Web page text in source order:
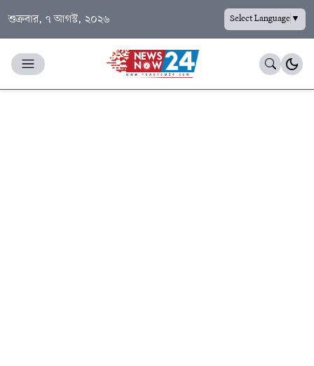
শুক্রবার, ৭ আগস্ট, ২০২৬ Select Language▼